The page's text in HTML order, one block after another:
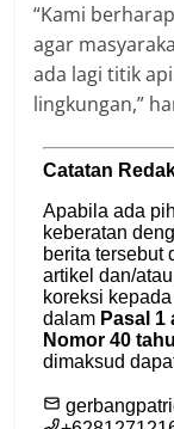
“Kami
agar
ada lagi titik
lingkungan,”